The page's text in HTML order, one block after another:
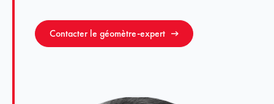
Contacter le géomètre-expert